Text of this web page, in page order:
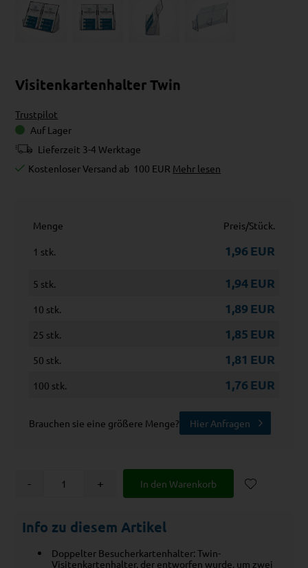
Visitenkartenhalter Twin
Trustpilot
Auf Lager
Lieferzeit 3-4 Werktage
Kostenloser Versand ab 100 EUR Mehr lesen
Menge Preis/Stück.
1 stk. 1,96EUR
5 stk. 1,94EUR
10 stk. 1,89 EUR
25 stk. 1,85 EUR
50 stk. 1,81 EUR
100 stk. 1,76 EUR
Brauchen sie eine größere Menge? Hier Anfragen
- +
Info zu diesem Artikel
Doppelter Besucherkartenhalter: Twin-
Visitenkartenhalter, der entworfen wurde, um zwei